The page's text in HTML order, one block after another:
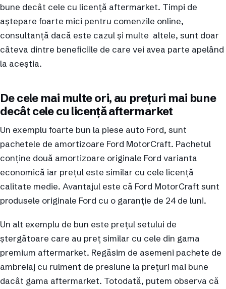
bune decât cele cu licență aftermarket. Timpi de
aștepare foarte mici pentru comenzile online,
consultanță dacă este cazul și multe altele, sunt doar
câteva dintre beneficiile de care vei avea parte apelând
la aceștia.
De cele mai multe ori, au prețuri mai bune
decât cele cu licență aftermarket
Un exemplu foarte bun la piese auto Ford, sunt
pachetele de amortizoare Ford MotorCraft. Pachetul
conține două amortizoare originale Ford varianta
economică iar prețul este similar cu cele licență
calitate medie. Avantajul este că Ford MotorCraft sunt
produsele originale Ford cu o garanție de 24 de luni.
Un alt exemplu de bun este prețul setului de
ștergătoare care au preț similar cu cele din gama
premium aftermarket. Regăsim de asemeni pachete de
ambreiaj cu rulment de presiune la prețuri mai bune
dacât gama aftermarket. Totodată, putem observa că